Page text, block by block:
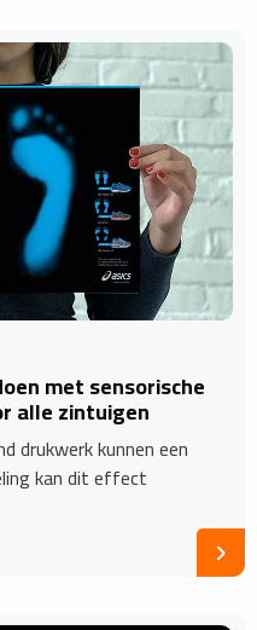
met sensorische
alle zintuigen
drukwerk kunnen een
kan dit effect